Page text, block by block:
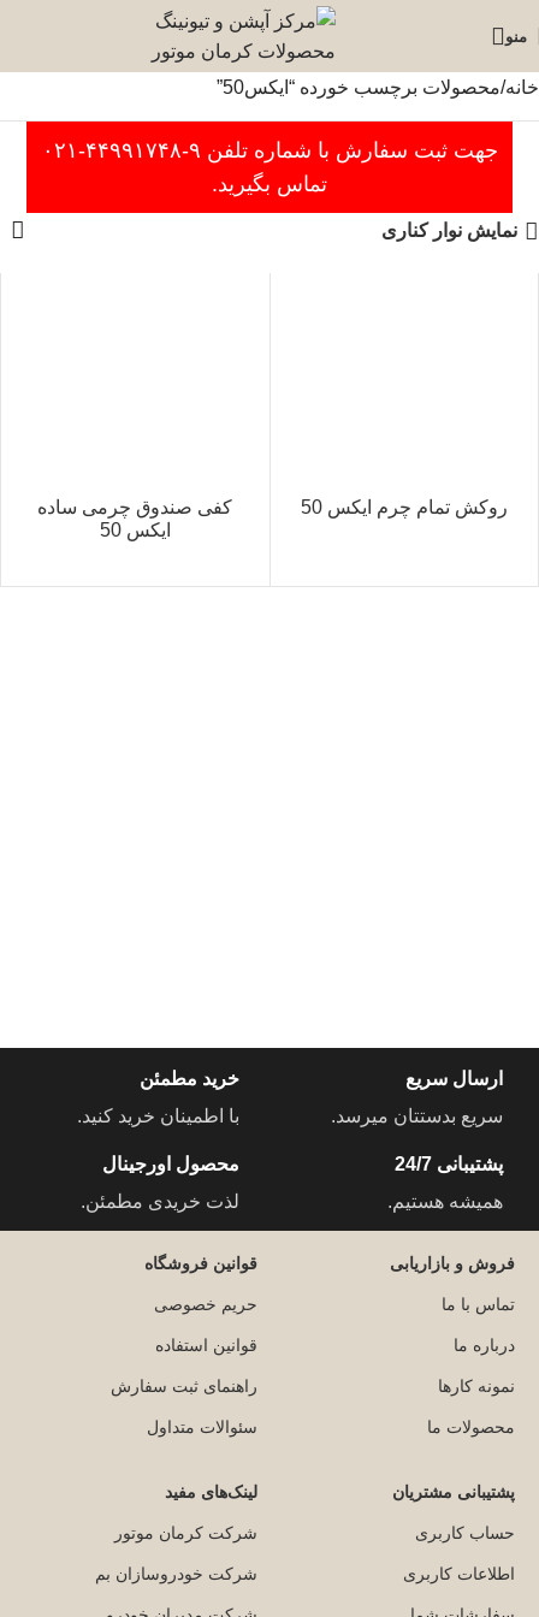
منو
خانه محصولات برچسب خورده “ایکس50”
جهت ثبت سفارش با شماره تلفن ۹-۴۴۹۹۱۷۴۸-۰۲۱
تماس بگیرید.
نمایش نوار کناری
روکش تمام چرم ایکس 50
کفی صندوق چرمی ساده
ایکس 50
ارسال سریع
سریع بدستتان میرسد.
خرید مطمئن
با اطمینان خرید کنید.
پشتیبانی 24/7
همیشه هستیم.
محصول اورجینال
لذت خریدی مطمئن.
فروش و بازاریابی
تماس با ما
درباره ما
نمونه کارها
محصولات ما
قوانین فروشگاه
حریم خصوصی
قوانین استفاده
راهنمای ثبت سفارش
سئوالات متداول
پشتیبانی مشتریان
حساب کاربری
اطلاعات کاربری
لینک‌های مفید
شرکت کرمان موتور
شرکت خودروسازان بم